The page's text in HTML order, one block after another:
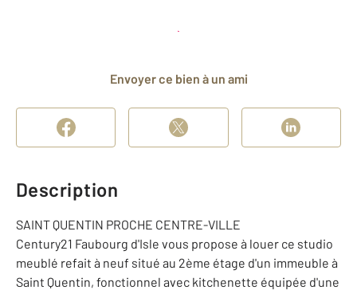
Envoyer ce bien à un ami
Description
SAINT QUENTIN PROCHE CENTRE-VILLE
Century21 Faubourg d'Isle vous propose à louer ce studio
meublé refait à neuf situé au 2ème étage d'un immeuble à
Saint Quentin, fonctionnel avec kitchenette équipée d'une